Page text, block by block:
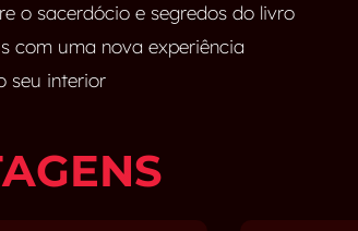
o sacerdócio e segredos do livro
com uma nova experiência
seu interior